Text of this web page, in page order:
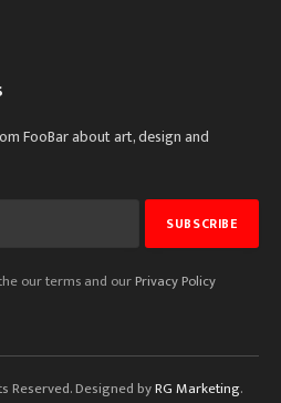
FooBar about art, design and
our terms and ourPrivacy Policy
Reserved. Designed byRG Marketing.